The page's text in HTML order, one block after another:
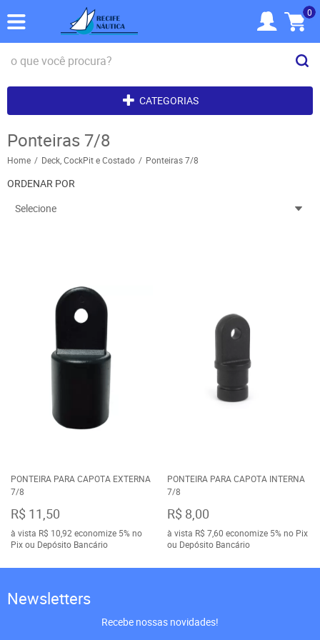
0
CATEGORIAS
Ponteiras 7/8
Home Deck, CockPit e Costado Ponteiras 7/8
ORDENAR POR
Selecione
PONTEIRA PARA CAPOTA EXTERNA
7/8
R$ 11,50
à vista R$ 10,92 economize 5%no
Pix ou Depósito Bancário
PONTEIRA PARA CAPOTA INTERNA
7/8
R$ 8,00
à vista R$ 7,60 economize 5%no Pix
ou Depósito Bancário
Newsletters
Recebe nossas novidades!